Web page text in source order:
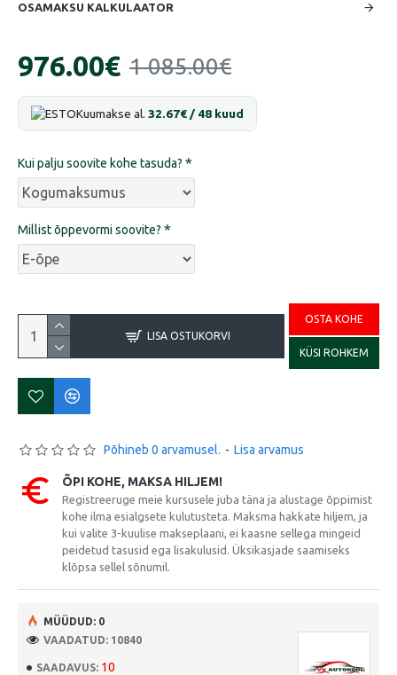
OSAMAKSU KALKULAATOR
ÕPI KOHE, MAKSA HILJEM!
Registreeruge meie kursusele juba täna ja alustage õppimist
kohe ilma esialgsete kulutusteta. Maksma hakkate hiljem, ja
kui valite 3-kuulise makseplaani, ei kaasne sellega mingeid
peidetud tasusid ega lisakulusid. Üksikasjade saamiseks
klõpsa sellel sõnumil.
SAADAVUS: 10
MÜÜDUD: 0
VAADATUD: 10840
Põhineb 0 arvamusel. - Lisa arvamus
976.00€ 1 085.00€
Kuumakse al. 32.67€ / 48 kuud
Kui palju soovite kohe tasuda?
Millist õppevormi soovite?
LISA OSTUKORVI
OSTA KOHE
KÜSI ROHKEM